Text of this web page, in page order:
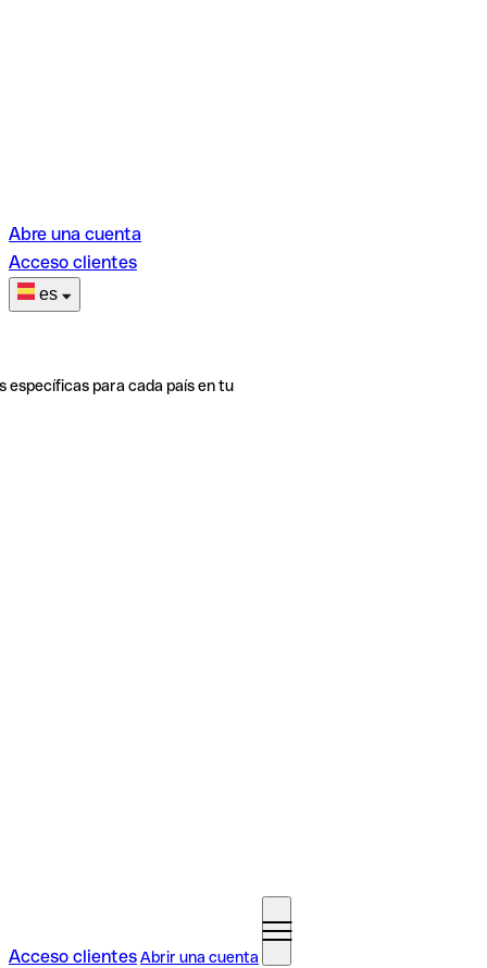
Abre una cuenta
Acceso clientes
es
específicas para cada país en tu
Acceso clientesAbrir una cuenta